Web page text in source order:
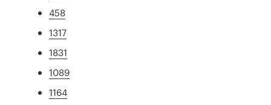
458
1317
1831
1089
1164